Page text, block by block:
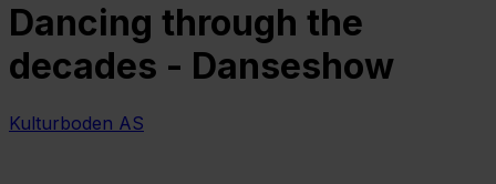
Dancing through the
decades - Danseshow
Kulturboden AS